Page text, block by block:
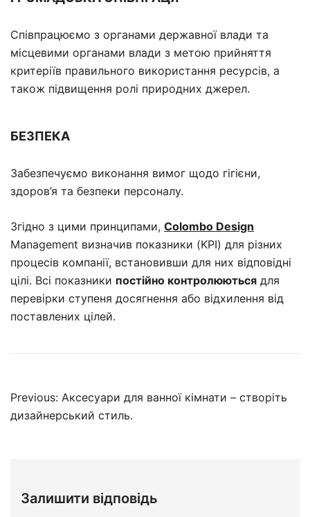
Співпрацюємо з органами державної влади та
місцевими органами влади з метою прийняття
критеріїв правильного використання ресурсів, а
також підвищення ролі природних джерел.
БЕЗПЕКА
Забезпечуємо виконання вимог щодо гігієни,
здоров’я та безпеки персоналу.
Згідно з цими принципами, Colombo Design
Management визначив показники (KPI) для різних
процесів компанії, встановивши для них відповідні
цілі. Всі показники постійно контролюються для
перевірки ступеня досягнення або відхилення від
поставлених цілей.
Previous: Аксесуари для ванної кімнати – створіть
дизайнерський стиль.
Залишити відповідь